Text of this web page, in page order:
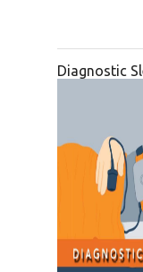
Diagnostic